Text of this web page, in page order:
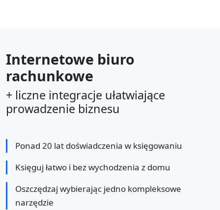
Internetowe biuro
rachunkowe
+ liczne integracje ułatwiające
prowadzenie biznesu
Ponad 20 lat doświadczenia w księgowaniu
Księguj łatwo i bez wychodzenia z domu
Oszczędzaj wybierając jedno kompleksowe
narzędzie